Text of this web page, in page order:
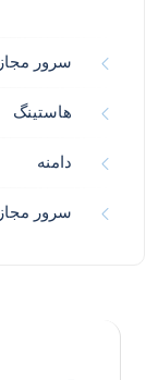
سرور مجازی
هاستینگ
دامنه
سرور مجازی